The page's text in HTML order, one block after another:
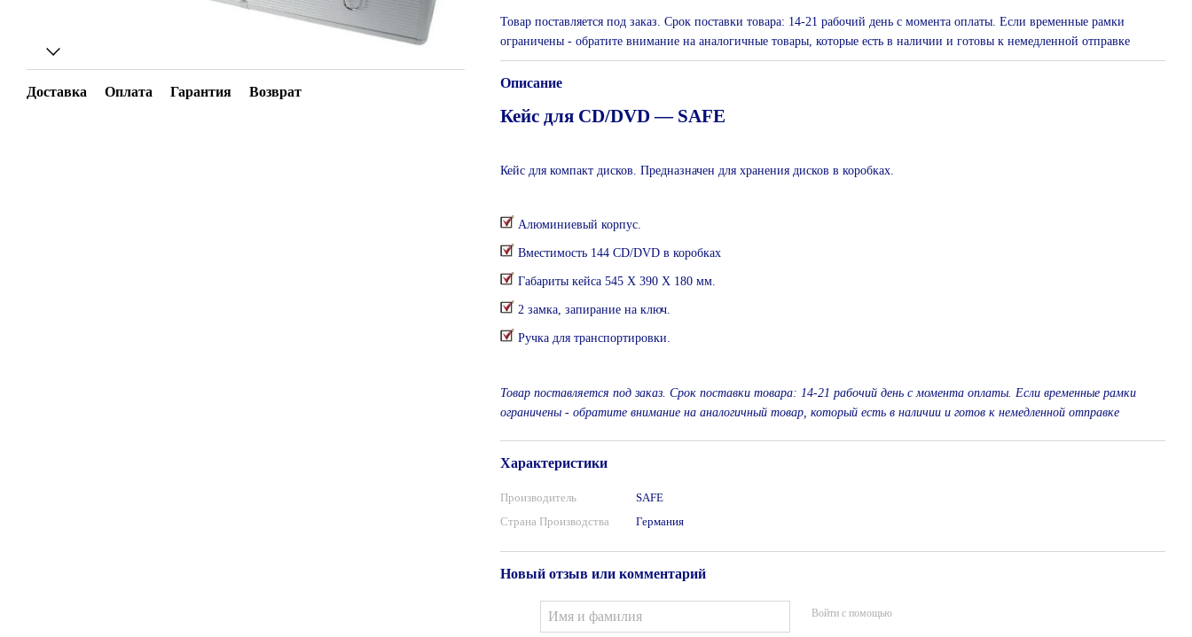
Доставка Оплата Гарантия Возврат
Товар поставляется под заказ. Срок поставки товара: 14-21 рабочий день с момента оплаты. Если временные рамки
ограничены - обратите внимание на аналогичные товары, которые есть в наличии и готовы к немедленной отправке
Описание
Кейс для CD/DVD ― SAFE
Кейс для компакт дисков. Предназначен для хранения дисков в коробках.
Алюминиевый корпус.
Вместимость 144 CD/DVD в коробках
Габариты кейса 545 Х 390 Х 180 мм.
2 замка, запирание на ключ.
Ручка для транспортировки.
Товар поставляется под заказ. Срок поставки товара: 14-21 рабочий день с момента оплаты. Если временные рамки
ограничены - обратите внимание на аналогичный товар, который есть в наличии и готов к немедленной отправке
Характеристики
Производитель
SAFE
Страна Производства
Германия
Новый отзыв или комментарий
Войти с помощью